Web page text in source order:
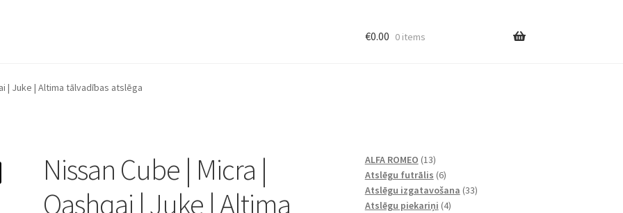
politika Mans konts
€0.00 0 items
| Juke | Altima tālvadības atslēga
Nissan Cube | Micra |
Qashqai | Juke | Altima
ALFA ROMEO 1313
produkti
Atslēgu futrālis 66
produkts
Atslēgu izgatavošana 3333
Atslēgu piekariņi 44